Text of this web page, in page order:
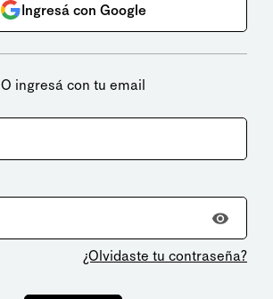
Ingresá con Google
O ingresá con tu email
¿Olvidaste tu contraseña?